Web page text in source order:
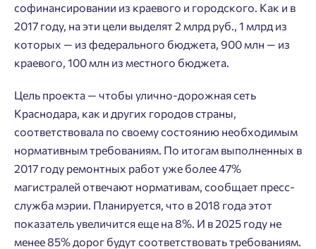
софинансировании из краевого и городского. Как и в
2017 году, на эти цели выделят 2 млрд руб., 1 млрд из
которых — из федерального бюджета, 900 млн — из
краевого, 100 млн из местного бюджета.
Цель проекта — чтобы улично-дорожная сеть
Краснодара, как и других городов страны,
соответствовала по своему состоянию необходимым
нормативным требованиям. По итогам выполненных в
2017 году ремонтных работ уже более 47%
магистралей отвечают нормативам, сообщает пресс-
служба мэрии. Планируется, что в 2018 года этот
показатель увеличится еще на 8%. И в 2025 году не
менее 85% дорог будут соответствовать требованиям.
Пожалуйста, оставьте ваши контакты и мы вам
перезвоним.
Телефон
Согласен на обработку персональных данных
Согласен получать информационную рассылку
Добро пожаловать в личный
кабинет
Делитесь подборками
Больше никаких паролей! Введите номер
телефона, кликнув на кнопку «Войти» ниже
и мы вышлем вам одноразовый код
подтверждения.
Выбор города
Краснодар
Пермь
Ростов-на-Дону
Екатеринбург
Владивосток
Астрахань
Нет времени выбирать?
Подбор квартиры за 3 минуты
Начать